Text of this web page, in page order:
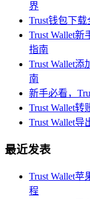
界
Trust钱包下
Trust Wallet
指南
Trust Wallet
南
新手必看，
Trust Wallet
Trust Wallet
最近发表
Trust Wallet
程